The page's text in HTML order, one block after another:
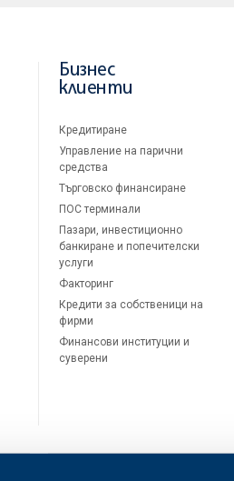
Бизнес
клиенти
Кредитиране
Управление на парични
средства
Търговско финансиране
ПОС терминали
Пазари, инвестиционно
банкиране и попечителски
услуги
Факторинг
Кредити за собственици на
фирми
Финансови институции и
суверени